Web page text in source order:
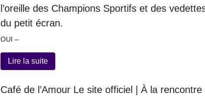
l’oreille des Champions Sportifs et des
du petit écran.
OUI –
Lire la suite
Café de l’Amour Le site officiel | À la rencontre